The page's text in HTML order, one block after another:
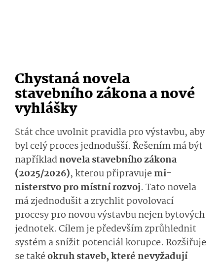
Chystaná novela
stavebního zákona a nové
vyhlášky
Stát chce uvolnit pravidla pro výstavbu, aby
byl celý proces jednodušší. Řešením má být
napříkladnovela stavebního zákona
(2025/2026), kterou připravujemi­
nisterstvo pro místní rozvoj. Tato novela
má zjednodušit a zrychlit povolovací
procesy pro novou výstavbu nejen bytových
jednotek. Cílem je především zprůhlednit
systém a snížit potenciál korupce. Rozšiřuje
se takéokruh staveb, které nevyžadují